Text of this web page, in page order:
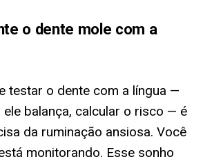
o dente mole com a
testar o dente com a língua —
balança, calcular o risco — é
da ruminação ansiosa. Você
monitorando. Esse sonho